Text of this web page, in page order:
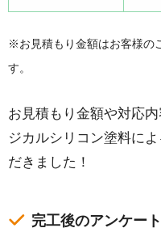
※お見積もり金額はお客様の
す。
お見積もり金額や対応
ジカルシリコン塗料に
だきました！
完工後のアンケート